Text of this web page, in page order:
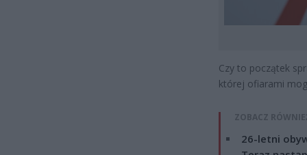
Czy to początek
której ofiarami
ZOBACZ
26-letni